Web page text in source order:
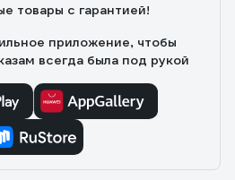
товары с гарантией!
приложение, чтобы
всегда была под рукой